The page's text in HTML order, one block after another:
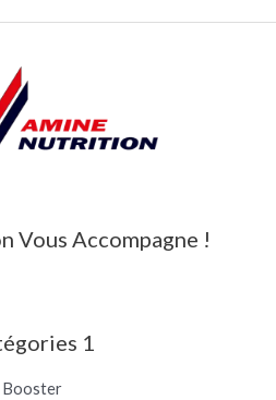
Vous Accompagne !
1
Booster